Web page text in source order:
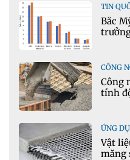
TIN
Bắc
CÔNG
Công
tính
ỨNG
Vật
măng